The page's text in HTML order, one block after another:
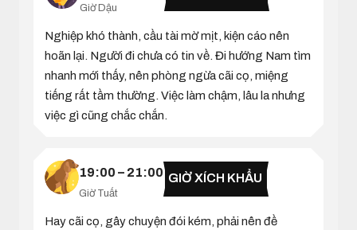
Giờ Dậu
Nghiệp khó thành, cầu tài mờ mịt, kiện cáo nên
hoãn lại. Người đi chưa có tin về. Đi hướng Nam tìm
nhanh mới thấy, nên phòng ngừa cãi cọ, miệng
tiếng rất tầm thường. Việc làm chậm, lâu la nhưng
việc gì cũng chắc chắn.
19:00 – 21:00
Giờ Tuất
GIỜ XÍCH KHẨU
Hay cãi cọ, gây chuyện đói kém, phải nên đề